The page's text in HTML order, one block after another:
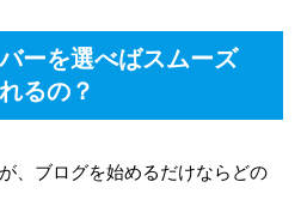
ーを選べばスムーズ
るの？
、ブログを始めるだけならどの